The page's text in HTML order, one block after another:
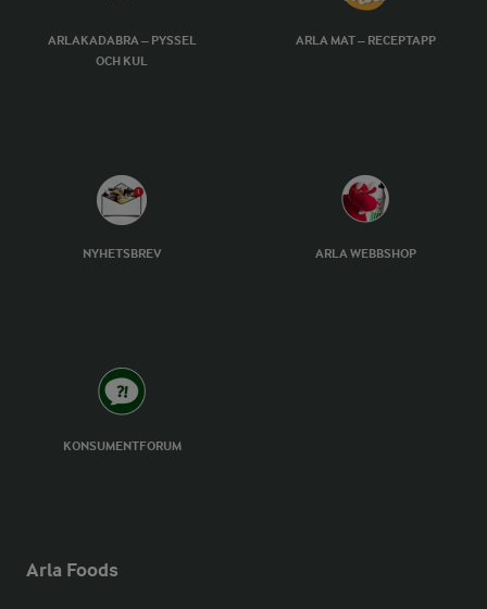
ARLAKADABRA – PYSSEL
OCH KUL
ARLA MAT – RECEPTAPP
NYHETSBREV ARLA WEBBSHOP
KONSUMENTFORUM
Arla Foods